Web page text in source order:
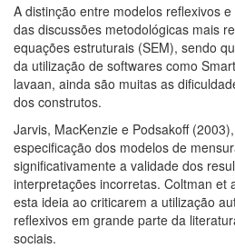
A distinção entre modelos reflexivos
das discussões metodológicas mais
equações estruturais (SEM), sendo
da utilização de softwares como
lavaan, ainda são muitas as
dos construtos.
Jarvis, MacKenzie e Podsakoff
especificação dos modelos de
significativamente a validade dos
interpretações incorretas. Coltman et
esta ideia ao criticarem a utilização
reflexivos em grande parte da
sociais.